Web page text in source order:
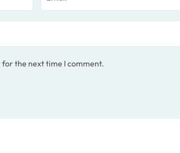
for the next time I comment.